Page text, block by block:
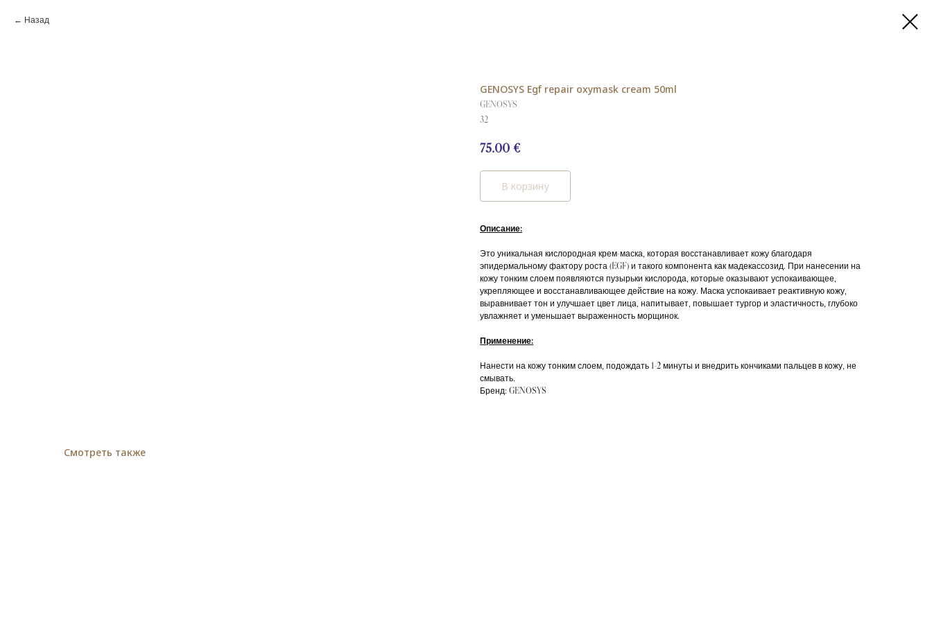
Назад
GENOSYS Egf repair oxymask cream 50ml
GENOSYS
32
75.00 €
В корзину
Описание:
Это уникальная кислородная крем-маска, которая восстанавливает кожу благодаря
эпидермальному фактору роста (EGF) и такого компонента как мадекассозид. При нанесении на
кожу тонким слоем появляются пузырьки кислорода, которые оказывают успокаивающее,
укрепляющее и восстанавливающее действие на кожу. Маска успокаивает реактивную кожу,
выравнивает тон и улучшает цвет лица, напитывает, повышает тургор и эластичность, глубоко
увлажняет и уменьшает выраженность морщинок.
Применение:
Нанести на кожу тонким слоем, подождать 1-2 минуты и внедрить кончиками пальцев в кожу, не
смывать.
Бренд: GENOSYS
Смотреть также